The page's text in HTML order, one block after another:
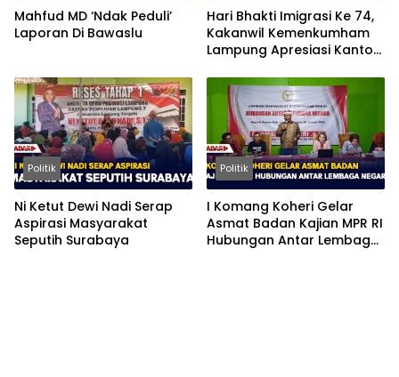
Mahfud MD ‘Ndak Peduli’
Laporan Di Bawaslu
Hari Bhakti Imigrasi Ke 74,
Kakanwil Kemenkumham
Lampung Apresiasi Kantor
Politik
Ni Ketut Dewi Nadi Serap
Aspirasi Masyarakat
Seputih Surabaya
Politik
I Komang Koheri Gelar
Asmat Badan Kajian MPR RI
Hubungan Antar Lembaga